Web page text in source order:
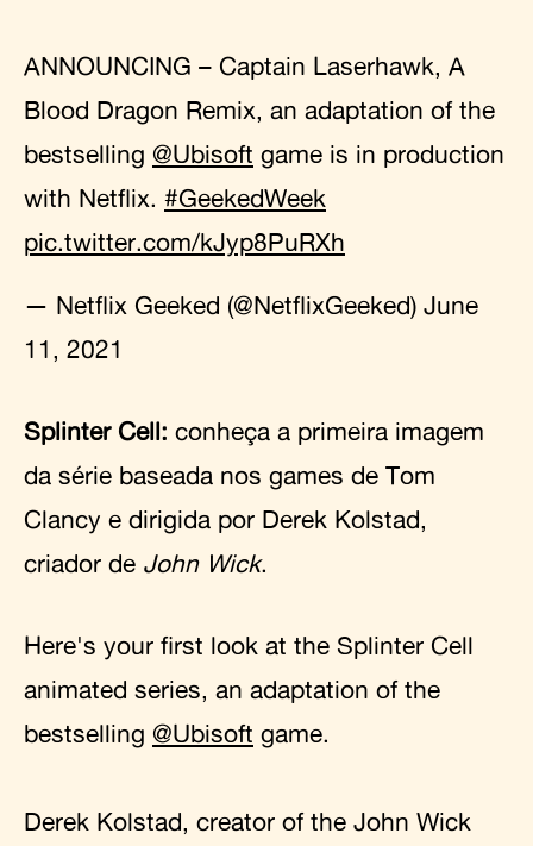
ANNOUNCING – Captain Laserhawk, A
Blood Dragon Remix, an adaptation of the
bestselling @Ubisoft game is in production
with Netflix. #GeekedWeek
pic.twitter.com/kJyp8PuRXh
— Netflix Geeked (@NetflixGeeked) June
11, 2021
Splinter Cell: conheça a primeira imagem
da série baseada nos games de Tom
Clancy e dirigida por Derek Kolstad,
criador de John Wick.
Here's your first look at the Splinter Cell
animated series, an adaptation of the
bestselling @Ubisoft game.
Derek Kolstad, creator of the John Wick